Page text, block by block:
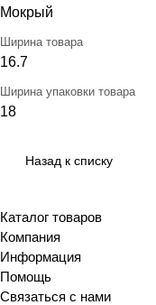
Мокрый
Ширина товара
16.7
Ширина упаковки товара
18
Назад к списку
Каталог товаров
Компания
Информация
Помощь
Связаться с нами